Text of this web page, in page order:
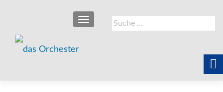
Suche
nach:
SCHALTE NAVIGATION